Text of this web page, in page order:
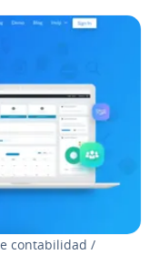
co­n­ta­bi­li­dad /